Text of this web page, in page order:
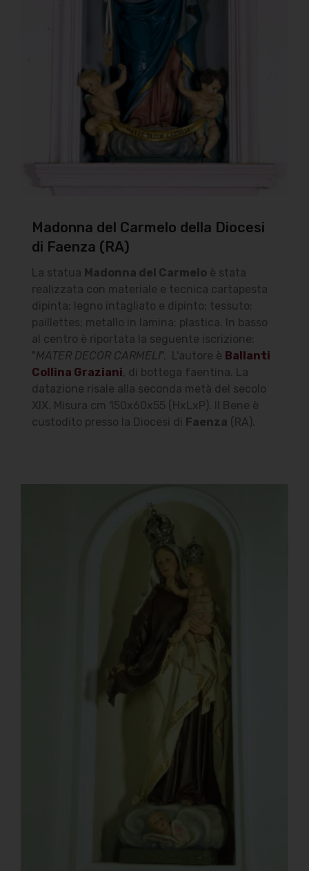
Madonna del Carmelo della Diocesi
di Faenza (RA)
La statua Madonna del Carmelo è stata
realizzata con materiale e tecnica cartapesta
dipinta; legno intagliato e dipinto; tessuto;
paillettes; metallo in lamina; plastica. In basso
al centro è riportata la seguente iscrizione:
"MATER DECOR CARMELI". L'autore è Ballanti
Collina Graziani, di bottega faentina. La
datazione risale alla seconda metà del secolo
XIX. Misura cm 150x60x55 (HxLxP). Il Bene è
custodito presso la Diocesi di Faenza (RA).